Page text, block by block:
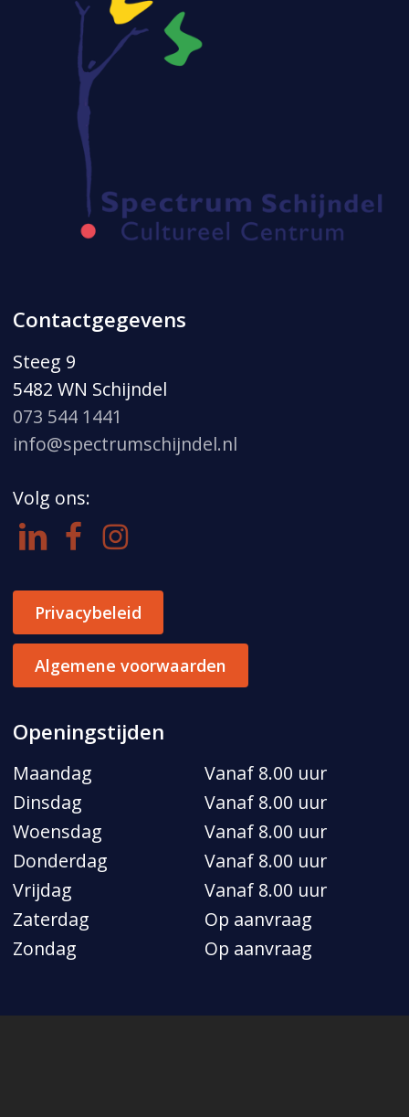
Contactgegevens
Steeg 9
5482 WN Schijndel
073 544 1441
info@spectrumschijndel.nl
Volg ons:
Privacybeleid
Algemene voorwaarden
Openingstijden
Maandag
Vanaf 8.00 uur
Dinsdag
Vanaf 8.00 uur
Woensdag
Vanaf 8.00 uur
Donderdag
Vanaf 8.00 uur
Vrijdag
Vanaf 8.00 uur
Zaterdag
Op aanvraag
Zondag
Op aanvraag